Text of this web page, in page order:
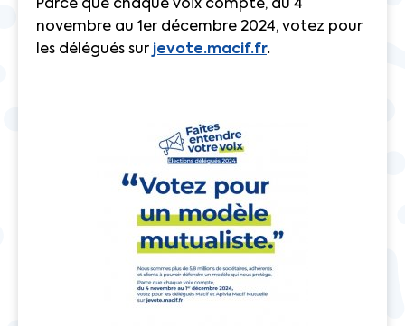
Parce que chaque voix compte, du 4
novembre au 1er décembre 2024, votez pour
les délégués sur jevote.macif.fr.